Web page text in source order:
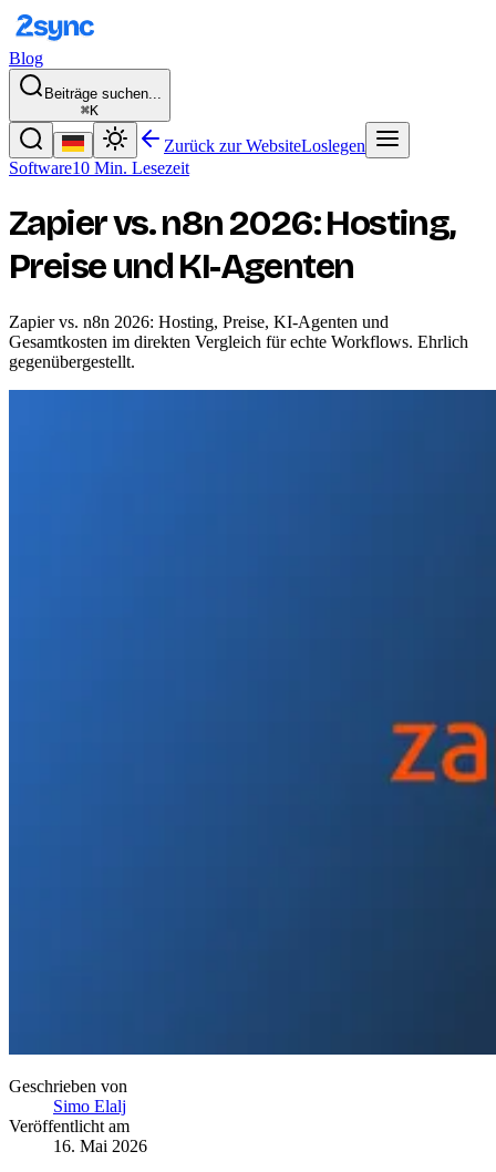
Blog
Beiträge suchen...
⌘K
Zurück zur WebsiteLoslegen
Software10 Min. Lesezeit
Zapier vs. n8n 2026: Hosting,
Preise und KI-Agenten
Zapier vs. n8n 2026: Hosting, Preise, KI-Agenten und
Gesamtkosten im direkten Vergleich für echte Workflows. Ehrlich
gegenübergestellt.
Geschrieben von
Simo Elalj
Veröffentlicht am
16. Mai 2026